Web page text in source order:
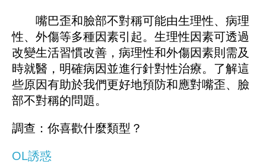
嘴巴歪和臉部不對稱可能由生理性、病理
性、外傷等多種因素引起。生理性因素可透過
改變生活習慣改善，病理性和外傷因素則需及
時就醫，明確病因並進行針對性治療。了解這
些原因有助於我們更好地預防和應對嘴歪、臉
部不對稱的問題。
調查：你喜歡什麼類型？
OL誘惑